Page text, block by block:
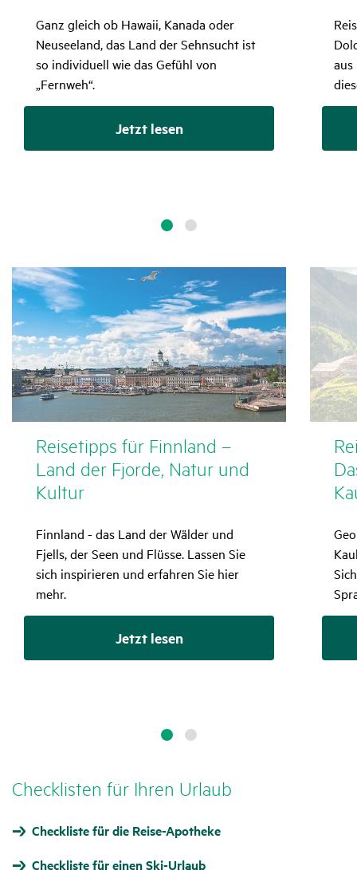
Ganz gleich ob Hawaii, Kanada oder
Neuseeland, das Land der Sehnsucht ist
so individuell wie das Gefühl von
„Fernweh“.
Jetzt lesen
Reise­tipps für Finn­land –
Land der Fjorde, Natur und
Kultur
Finnland - das Land der Wälder und
Fjells, der Seen und Flüsse. Lassen Sie
sich inspirieren und erfahren Sie hier
mehr.
Jetzt lesen
Check­listen für Ihren Urlaub
Checkliste für die Reise-Apotheke
Checkliste für einen Ski-Urlaub